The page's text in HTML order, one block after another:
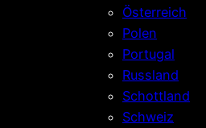
Österreich
Polen
Portugal
Russland
Schottland
Schweiz